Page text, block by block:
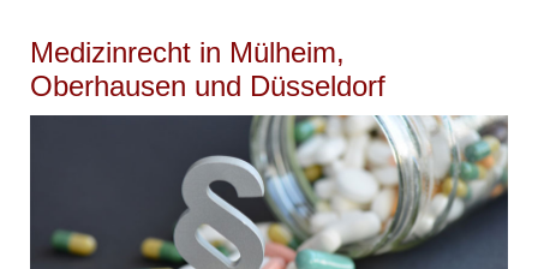
Medizinrecht in Mülheim,
Oberhausen und Düsseldorf